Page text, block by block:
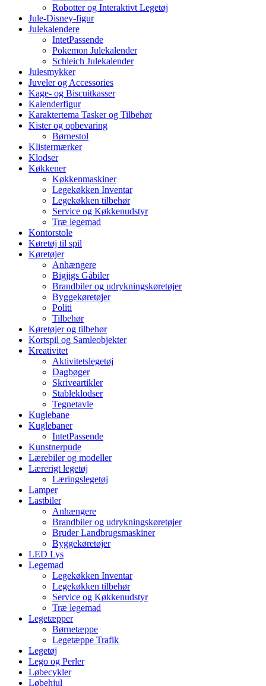
Robotter og Interaktivt Legetøj
Jule-Disney-figur
Julekalendere
IntetPassende
Pokemon Julekalender
Schleich Julekalender
Julesmykker
Juveler og Accessories
Kage- og Biscuitkasser
Kalenderfigur
Karaktertema Tasker og Tilbehør
Kister og opbevaring
Børnestol
Klistermærker
Klodser
Køkkener
Køkkenmaskiner
Legekøkken Inventar
Legekøkken tilbehør
Service og Køkkenudstyr
Træ legemad
Kontorstole
Køretøj til spil
Køretøjer
Anhængere
Bigjigs Gåbiler
Brandbiler og udrykningskøretøjer
Byggekøretøjer
Politi
Tilbehør
Køretøjer og tilbehør
Kortspil og Samleobjekter
Kreativitet
Aktivitetslegetøj
Dagbøger
Skriveartikler
Stableklodser
Tegnetavle
Kuglebane
Kuglebaner
IntetPassende
Kunstnerpude
Lærebiler og modeller
Lærerigt legetøj
Læringslegetøj
Lamper
Lastbiler
Anhængere
Brandbiler og udrykningskøretøjer
Bruder Landbrugsmaskiner
Byggekøretøjer
LED Lys
Legemad
Legekøkken Inventar
Legekøkken tilbehør
Service og Køkkenudstyr
Træ legemad
Legetæpper
Børnetæppe
Legetæppe Trafik
Legetøj
Lego og Perler
Løbecykler
Løbehjul